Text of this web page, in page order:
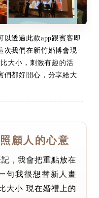
以透過此款app跟賓客即
次我們在新竹婚博會現
大小，刺激有趣的活
們都好開心，分享給大
顧人的心意
，我會把重點放在
句我很想替新人畫
大小 現在婚禮上的